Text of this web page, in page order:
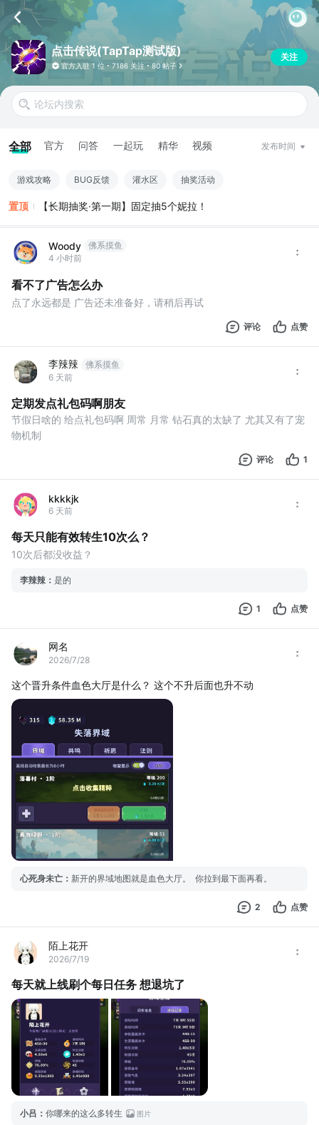
点击传说(TapTap测试版)
官方入驻 1 位 7186 关注 80 帖子
关注
全部 官方 问答 一起玩 精华 视频 发布时间
游戏攻略 BUG反馈 灌水区 抽奖活动
置顶 【长期抽奖·第一期】固定抽5个妮拉！
Woody
佛系摸鱼
4 小时前
看不了广告怎么办
点了永远都是 广告还未准备好，请稍后再试
评论 点赞
李辣辣
佛系摸鱼
6 天前
定期发点礼包码啊朋友
节假日啥的 给点礼包码啊 周常 月常 钻石真的太缺了 尤其又有了宠
物机制
评论 1
kkkkjk
6 天前
每天只能有效转生10次么？
10次后都没收益？
李辣辣 ： 是的
1 点赞
网名
2026/7/28
这个晋升条件血色大厅是什么？ 这个不升后面也升不动
心死身未亡 ： 新开的界域地图就是血色大厅。 你拉到最下面再看。
2 点赞
陌上花开
2026/7/19
每天就上线刷个每日任务 想退坑了
小吕 ： 你哪来的这么多转生 图片